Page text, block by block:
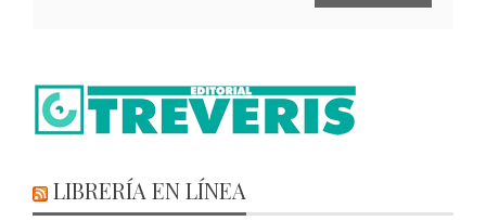
LIBRERÍA EN LÍNEA